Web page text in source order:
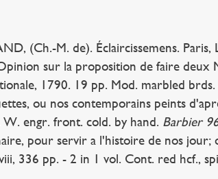
(Ch.-M. de). Éclaircissemens.
sur la proposition de faire deux
1790. 19 pp. Mod. marbled brds.
ou nos contemporains peints
engr. front. cold. by hand. Barbier
pour servir a l'histoire de nos jour;
336 pp. - 2 in 1 vol. Cont. red hcf.,